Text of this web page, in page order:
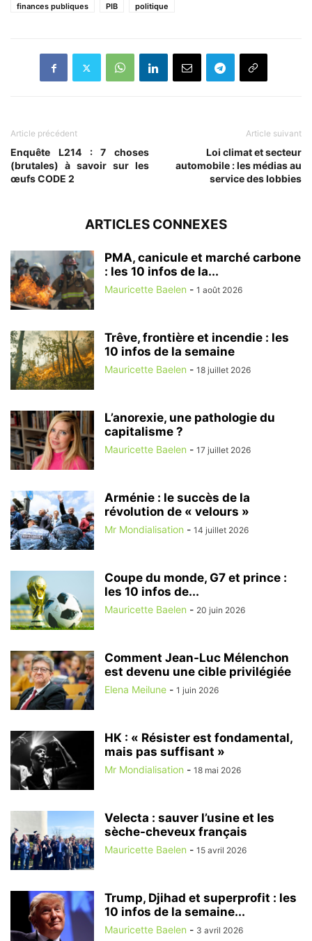
finances publiques
PIB politique
Article précédent
Enquête L214 : 7 choses
(brutales) à savoir sur les
œufs CODE 2
Article suivant
Loi climat et secteur
automobile : les médias au
service des lobbies
ARTICLES CONNEXES
PMA, canicule et marché carbone
: les 10 infos de la...
Mauricette Baelen - 1 août 2026
Trêve, frontière et incendie : les
10 infos de la semaine
Mauricette Baelen - 18 juillet 2026
L’anorexie, une pathologie du
capitalisme ?
Mauricette Baelen - 17 juillet 2026
Arménie : le succès de la
révolution de « velours »
Mr Mondialisation - 14 juillet 2026
Coupe du monde, G7 et prince :
les 10 infos de...
Mauricette Baelen - 20 juin 2026
Comment Jean-Luc Mélenchon
est devenu une cible privilégiée
Elena Meilune - 1 juin 2026
HK : « Résister est fondamental,
mais pas suffisant »
Mr Mondialisation - 18 mai 2026
Velecta : sauver l’usine et les
sèche-cheveux français
Mauricette Baelen - 15 avril 2026
Trump, Djihad et superprofit : les
10 infos de la semaine...
Mauricette Baelen - 3 avril 2026